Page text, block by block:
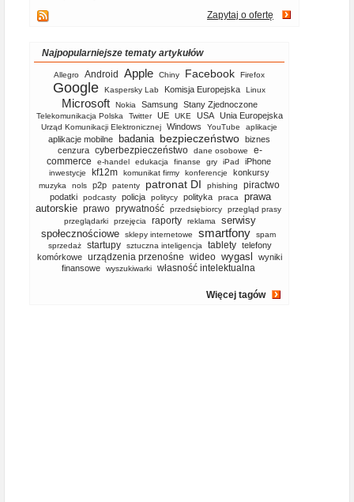
Zapytaj o ofertę
Najpopularniejsze tematy artykułów
Allegro Android Apple Chiny Facebook Firefox
Google Kaspersky Lab Komisja Europejska Linux
Microsoft Nokia Samsung Stany Zjednoczone
Telekomunikacja Polska Twitter UE UKE USA Unia Europejska
Urząd Komunikacji Elektronicznej Windows YouTube aplikacje
aplikacje mobilne badania bezpieczeństwo biznes
cenzura cyberbezpieczeństwo dane osobowe
e-
commerce
e-handel edukacja finanse gry iPad iPhone
inwestycje kf12m komunikat firmy konferencje konkursy
muzyka nols p2p patenty patronat DI phishing piractwo
podatki podcasty policja politycy polityka praca
prawa
autorskie prawo prywatność przedsiębiorcy
przegląd prasy
przeglądarki
przejęcia raporty reklama
serwisy
społecznościowe
sklepy internetowe smartfony
spam
sprzedaż
startupy sztuczna inteligencja tablety telefony
komórkowe
urządzenia przenośne wideo wygasl
wyniki
finansowe
wyszukiwarki własność intelektualna
Więcej tagów